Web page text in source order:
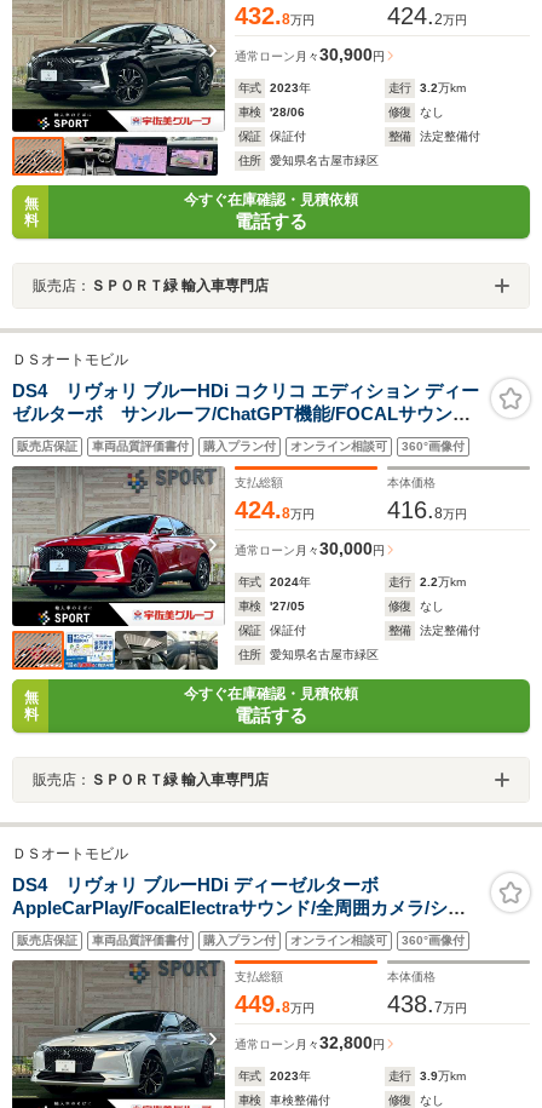
432.8万円 424.2万円
通常ローン 月々30,900円
年式 2023年 走行 3.2万km
車検
'28/06 修復
なし
保証
保証付 整備
法定整備付
住所
愛知県名古屋市緑区
無
料
今すぐ在庫確認・見積依頼
電話する
販売店： ＳＰＯＲＴ緑 輸入車専門店
ＤＳオートモビル
DS4 リヴォリ ブルーHDi コクリコ エディション ディー
ゼルターボ サンルーフ/ChatGPT機能/FOCALサウン
ド/AppleCarPlay/シートベンチレーション/シートヒータ
ー/全方位カメラ/パワーシート/パワーバックドア/アダプ
ティブクルーズコントロール/ヘッドアップディスプレイ/
黒革シート
販売店保証 車両品質評価書付 購入プラン付 オンライン相談可 360°画像付
支払総額
424.8万円
本体価格
416.8万円
通常ローン 月々30,000円
年式 2024年 走行 2.2万km
車検
'27/05 修復
なし
保証
保証付 整備
法定整備付
住所
愛知県名古屋市緑区
無
料
今すぐ在庫確認・見積依頼
電話する
販売店： ＳＰＯＲＴ緑 輸入車専門店
ＤＳオートモビル
DS4 リヴォリ ブルーHDi ディーゼルターボ
AppleCarPlay/FocalElectraサウンド/全周囲カメラ/シー
トヒーター&ベンチレーション/ステアリングヒーター/電
動リアゲート/ブラインドスポットモニター/メモリー付き
パワーシート
販売店保証 車両品質評価書付 購入プラン付 オンライン相談可 360°画像付
支払総額
449.8万円
本体価格
438.7万円
通常ローン 月々32,800円
年式 2023年 走行 3.9万km
車検
車検整備付 修復 なし